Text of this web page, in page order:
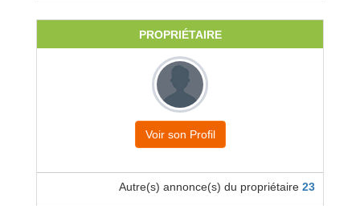
PROPRIÉTAIRE
Voir son Profil
Autre(s) annonce(s) du propriétaire 23